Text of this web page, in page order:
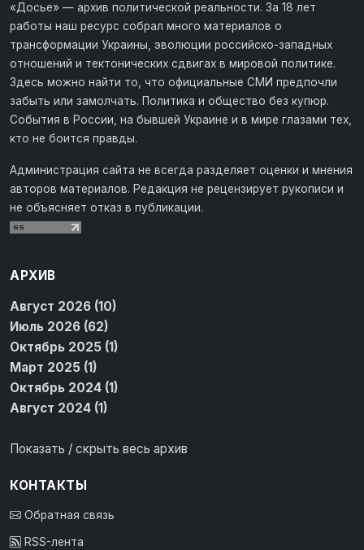
«Досье» — архив политической реальности. За 18 лет
работы наш ресурс собрал много материалов о
трансформации Украины, эволюции российско-западных
отношений и тектонических сдвигах в мировой политике.
Здесь можно найти то, что официальные СМИ предпочли
забыть или замолчать. Политика и общество без купюр.
События в России, на бывшей Украине и в мире глазами тех,
кто не боится правды.
Администрация сайта не всегда разделяет оценки и мнения
авторов материалов. Редакция не рецензирует рукописи и
не объясняет отказ в публикации.
АРХИВ
Август 2026 (10)
Июль 2026 (62)
Октябрь 2025 (1)
Март 2025 (1)
Октябрь 2024 (1)
Август 2024 (1)
Показать / скрыть весь архив
КОНТАКТЫ
Обратная связь
RSS-лента